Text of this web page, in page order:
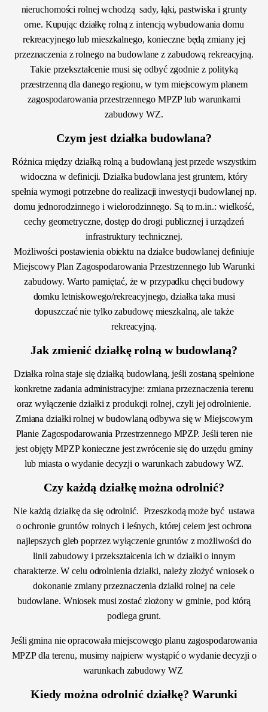
nieruchomości rolnej wchodzą sady, łąki, pastwiska i grunty
orne. Kupując działkę rolną z intencją wybudowania domu
rekreacyjnego lub mieszkalnego, konieczne będą zmiany jej
przeznaczenia z rolnego na budowlane z zabudową rekreacyjną.
Takie przekształcenie musi się odbyć zgodnie z polityką
przestrzenną dla danego regionu, w tym miejscowym planem
zagospodarowania przestrzennego MPZP lub warunkami
zabudowy WZ.
Czym jest działka budowlana?
Różnica między działką rolną a budowlaną jest przede wszystkim
widoczna w definicji. Działka budowlana jest gruntem, który
spełnia wymogi potrzebne do realizacji inwestycji budowlanej np.
domu jednorodzinnego i wielorodzinnego. Są to m.in.: wielkość,
cechy geometryczne, dostęp do drogi publicznej i urządzeń
infrastruktury technicznej.
Możliwości postawienia obiektu na działce budowlanej definiuje
Miejscowy Plan Zagospodarowania Przestrzennego lub Warunki
zabudowy. Warto pamiętać, że w przypadku chęci budowy
domku letniskowego/rekreacyjnego, działka taka musi
dopuszczać nie tylko zabudowę mieszkalną, ale także
rekreacyjną.
Jak zmienić działkę rolną w budowlaną?
Działka rolna staje się działką budowlaną, jeśli zostaną spełnione
konkretne zadania administracyjne: zmiana przeznaczenia terenu
oraz wyłączenie działki z produkcji rolnej, czyli jej odrolnienie.
Zmiana działki rolnej w budowlaną odbywa się w Miejscowym
Planie Zagospodarowania Przestrzennego MPZP. Jeśli teren nie
jest objęty MPZP konieczne jest zwrócenie się do urzędu gminy
lub miasta o wydanie decyzji o warunkach zabudowy WZ.
Czy każdą działkę można odrolnić?
Nie każdą działkę da się odrolnić. Przeszkodą może być ustawa
o ochronie gruntów rolnych i leśnych, której celem jest ochrona
najlepszych gleb poprzez wyłączenie gruntów z możliwości do
linii zabudowy i przekształcenia ich w działki o innym
charakterze. W celu odrolnienia działki, należy złożyć wniosek o
dokonanie zmiany przeznaczenia działki rolnej na cele
budowlane. Wniosek musi zostać złożony w gminie, pod którą
podlega grunt.
Jeśli gmina nie opracowała miejscowego planu zagospodarowania
MPZP dla terenu, musimy najpierw wystąpić o wydanie decyzji o
warunkach zabudowy WZ
Kiedy można odrolnić działkę? Warunki